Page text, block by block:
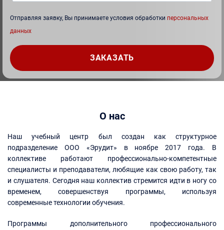
Отправляя заявку, Вы принимаете условия обработки персональных
данных
О нас
Наш учебный центр был создан как структурное
подразделение ООО «Эрудит» в ноябре 2017 года. В
коллективе работают профессионально-компетентные
специалисты и преподаватели, любящие как свою работу, так
и слушателя. Сегодня наш коллектив стремится идти в ногу со
временем, совершенствуя программы, используя
современные технологии обучения.
Программы дополнительного профессионального